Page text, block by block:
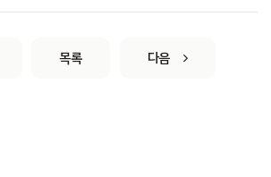
목록 다음